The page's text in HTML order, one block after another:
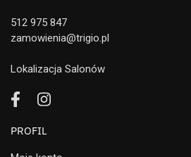
512 975 847
zamowienia@trigio.pl
Lokalizacja Salonów
PROFIL